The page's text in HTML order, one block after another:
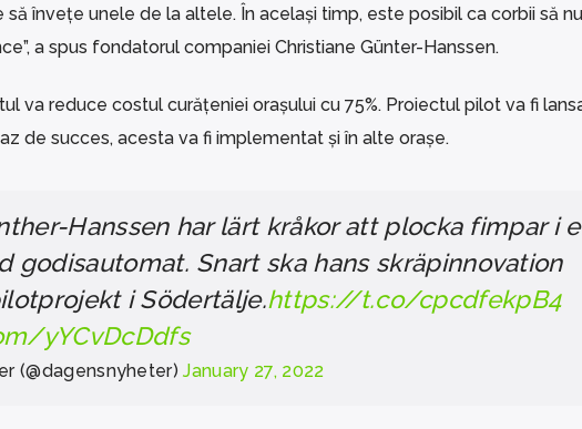
să învețe unele de la altele. În același timp, este posibil ca corbii să nu
a spus fondatorul companiei Christiane Günter-Hanssen.
va reduce costul curățeniei orașului cu 75%. Proiectul pilot va fi
de succes, acesta va fi implementat și în alte orașe.
Hanssen har lärt kråkor att plocka fimpar i
godisautomat. Snart ska hans skräpinnovation
i Södertälje.https://t.co/cpcdfekpB4
yYCvDcDdfs
(@dagensnyheter)January 27, 2022